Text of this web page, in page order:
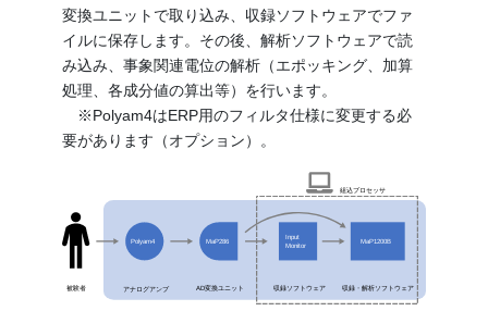
変換ユニットで取り込み、収録ソフトウェアでファ
イルに保存します。その後、解析ソフトウェアで読
み込み、事象関連電位の解析（エポッキング、加算
処理、各成分値の算出等）を行います。
※Polyam4はERP用のフィルタ仕様に変更する必
要があります（オプション）。
Polyam4
アナログアンプ
MaP286
AD変換ユニット
Input
Monitor
収録ソフトウェア
被験者
組込プロセッサ
収録・解析ソフトウェア
MaP1200B